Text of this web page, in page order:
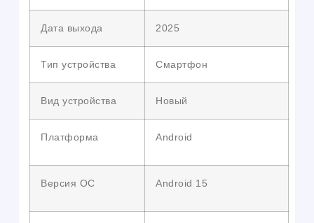
Дата выхода 2025
Тип устройства Смартфон
Вид устройства Новый
Платформа Android
Версия ОС Android 15